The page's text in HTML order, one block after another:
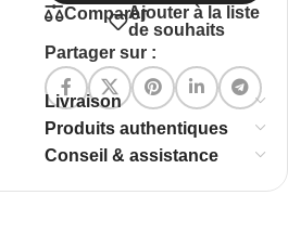
ComparerAjouter à la liste
de souhaits
Partager sur :
Livraison
Produits authentiques
Conseil & assistance